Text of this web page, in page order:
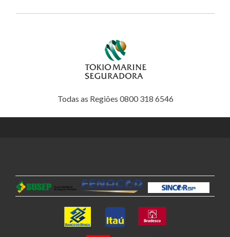
Todas as Regiões 0800 318 6546